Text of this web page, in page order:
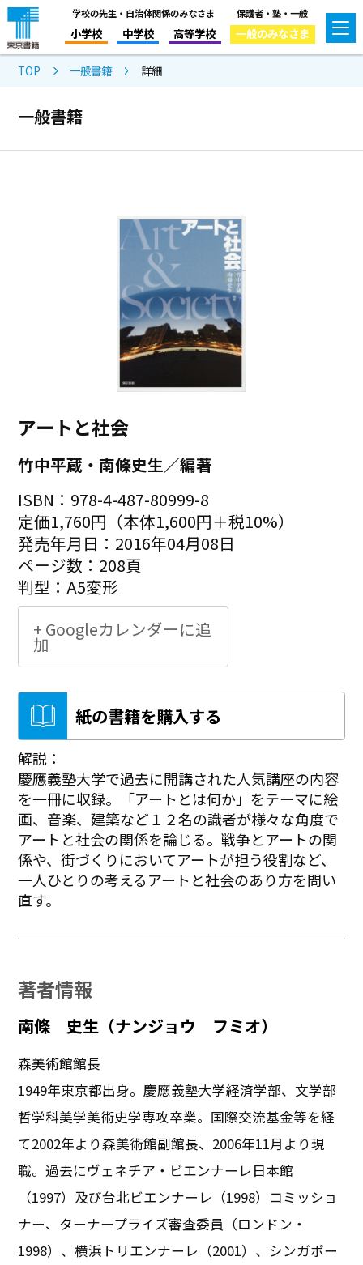
学校の先生・自治体関係のみなさま
小学校 中学校 高等学校
保護者・塾・一般
一般のみなさま
TOP 一般書籍 詳細
一般書籍
アートと社会
竹中平蔵・南條史生／編著
ISBN：978-4-487-80999-8
定価1,760円（本体1,600円＋税10%）
発売年月日：2016年04月08日
ページ数：208頁
判型：A5変形
+ Googleカレンダーに追
加
紙の書籍を購入する
解説：
慶應義塾大学で過去に開講された人気講座の内容
を一冊に収録。「アートとは何か」をテーマに絵
画、音楽、建築など１２名の識者が様々な角度で
アートと社会の関係を論じる。戦争とアートの関
係や、街づくりにおいてアートが担う役割など、
一人ひとりの考えるアートと社会のあり方を問い
直す。
著者情報
南條 史生（ナンジョウ フミオ）
森美術館館長
1949年東京都出身。慶應義塾大学経済学部、文学部
哲学科美学美術史学専攻卒業。国際交流基金等を経
て2002年より森美術館副館長、2006年11月より現
職。過去にヴェネチア・ビエンナーレ日本館
（1997）及び台北ビエンナーレ（1998）コミッショ
ナー、ターナープライズ審査委員（ロンドン・
1998）、横浜トリエンナーレ（2001）、シンガポー